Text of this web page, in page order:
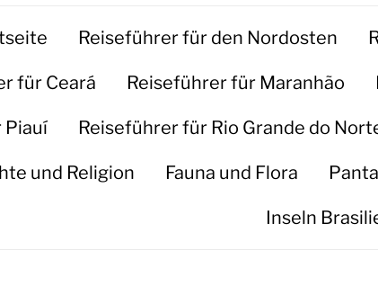
Reiseführer für den Nordosten
für Ceará Reiseführer für Maranhão
Piauí Reiseführer für Rio Grande do
und Religion Fauna und Flora
Inseln